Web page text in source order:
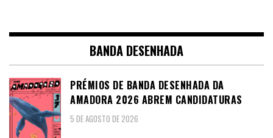
BANDA DESENHADA
PRÉMIOS DE BANDA DESENHADA DA
AMADORA 2026 ABREM CANDIDATURAS
5 DE AGOSTO DE 2026